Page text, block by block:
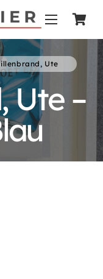
Ute
Ute –